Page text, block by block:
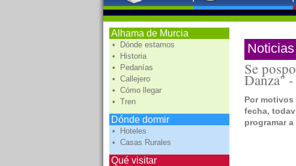
Alhama de Murcia
• Dónde estamos
• Historia
• Pedanías
• Callejero
• Cómo llegar
• Tren
Dónde dormir
• Hoteles
• Casas Rurales
Qué visitar
Noticias
Se
Danza"
Por
fecha,
programar